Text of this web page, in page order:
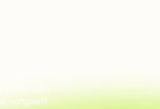
bakıcı alan
hangileri?